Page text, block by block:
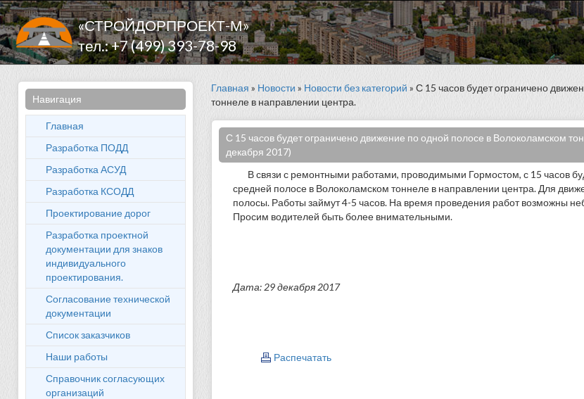
«СТРОЙДОРПРОЕКТ-М»
тел.: +7 (499) 393-78-98
Навигация
Главная
Разработка ПОДД
Разработка АСУД
Разработка КСОДД
Проектирование дорог
Разработка проектной
документации для знаков
индивидуального
проектирования.
Согласование технической
документации
Список заказчиков
Наши работы
Справочник согласующих
организаций
Главная » Новости » Новости без категорий » С 15 часов будет ограничено
тоннеле в направлении центра.
С 15 часов будет ограничено движение по одной полосе в Волоколамском
декабря 2017)
В связи с ремонтными работами, проводимыми Гормостом, с 15 часов
средней полосе в Волоколамском тоннеле в направлении центра. Для
полосы. Работы займут 4-5 часов. На время проведения работ возможны
Просим водителей быть более внимательными.
Дата: 29 декабря 2017
Распечатать